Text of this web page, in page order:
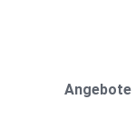
Angebote